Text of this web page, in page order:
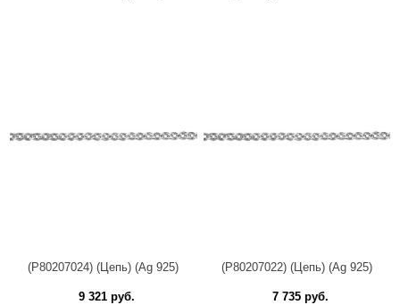
(Р80207024) (Цепь) (Ag 925)
9 321 руб.
(Р80207022) (Цепь) (Ag 925)
7 735 руб.